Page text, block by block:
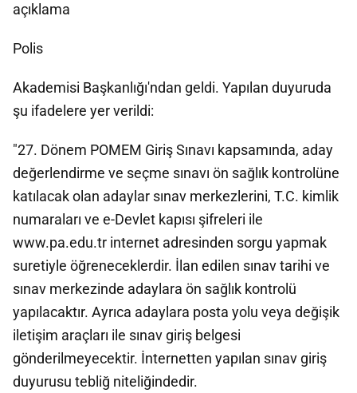
açıklama
Polis
Akademisi Başkanlığı'ndan geldi. Yapılan duyuruda
şu ifadelere yer verildi:
"27. Dönem POMEM Giriş Sınavı kapsamında, aday
değerlendirme ve seçme sınavı ön sağlık kontrolüne
katılacak olan adaylar sınav merkezlerini, T.C. kimlik
numaraları ve e-Devlet kapısı şifreleri ile
www.pa.edu.tr internet adresinden sorgu yapmak
suretiyle öğreneceklerdir. İlan edilen sınav tarihi ve
sınav merkezinde adaylara ön sağlık kontrolü
yapılacaktır. Ayrıca adaylara posta yolu veya değişik
iletişim araçları ile sınav giriş belgesi
gönderilmeyecektir. İnternetten yapılan sınav giriş
duyurusu tebliğ niteliğindedir.